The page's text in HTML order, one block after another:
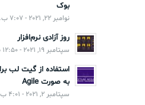
بوک
نوامبر 22, 2021 - 7:07 ب.ظ
روز آزادی نرم‌افزار
سپتامبر 19, 2021 - 12:50 ب.ظ
استفاده از گیت لب
به صورت Agile
سپتامبر 2, 2021 - 4:01 ب.ظ